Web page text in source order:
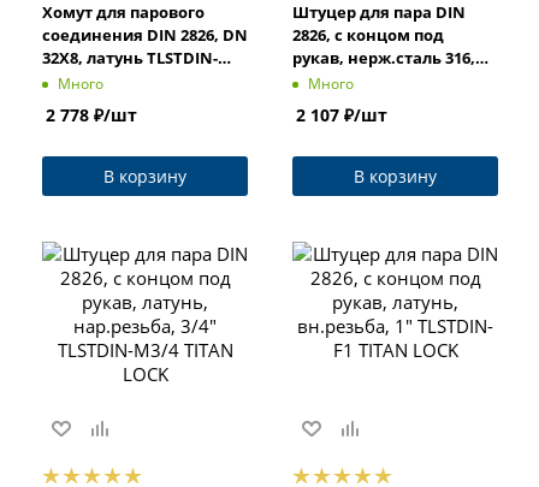
Хомут для парового
соединения DIN 2826, DN
32X8, латунь TLSTDIN-
CL1.1/4 TITAN LOCK
Много
2 778 ₽/шт
В корзину
Штуцер для пара DIN
2826, с концом под
рукав, нерж.сталь 316,
вн.резьба, 1 1/4"
TLSTDIN-F1.1/4S TITAN
LOCK
Много
2 107 ₽/шт
В корзину